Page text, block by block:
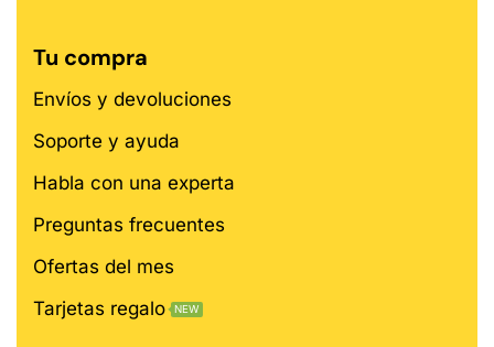
Tu compra
Envíos y devoluciones
Soporte y ayuda
Habla con una experta
Preguntas frecuentes
Ofertas del mes
Tarjetas regalo
NEW